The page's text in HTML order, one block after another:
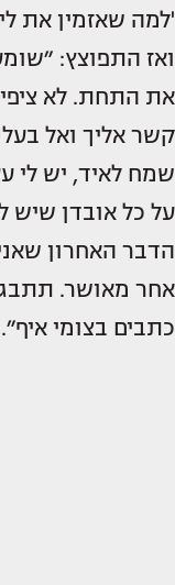
'למה שאזמין את
ואז התפוצץ:
את התחת. לא
קשר אליך ואל
שמח לאיד, יש לי
על כל אובדן שיש
הדבר האחרון
אחר מאושר.
כתבים בצומי איף״.